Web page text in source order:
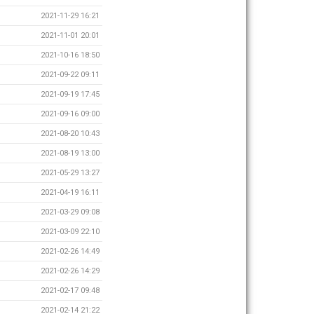
2021-11-29 16:21
2021-11-01 20:01
2021-10-16 18:50
2021-09-22 09:11
2021-09-19 17:45
2021-09-16 09:00
2021-08-20 10:43
2021-08-19 13:00
2021-05-29 13:27
2021-04-19 16:11
2021-03-29 09:08
2021-03-09 22:10
2021-02-26 14:49
2021-02-26 14:29
2021-02-17 09:48
2021-02-14 21:22